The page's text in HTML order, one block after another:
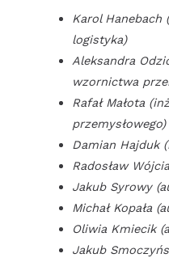
Karol
logistyka)
Aleksandra
wzornictwa
Rafał Małota
przemysłowego)
Damian Hajduk
Radosław
Jakub Syrowy
Michał Kopała
Oliwia Kmiecik
Jakub